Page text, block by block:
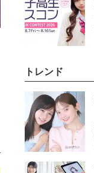
トレンド